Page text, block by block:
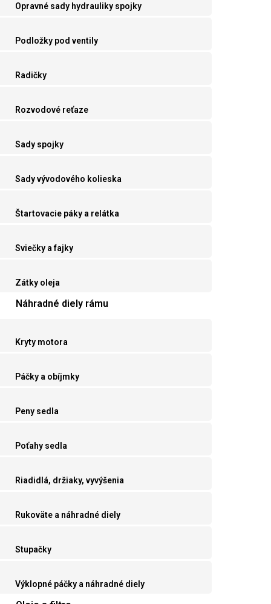
Opravné sady hydrauliky spojky
Podložky pod ventily
Radičky
Rozvodové reťaze
Sady spojky
Sady vývodového kolieska
Štartovacie páky a relátka
Sviečky a fajky
Zátky oleja
Náhradné diely rámu
Kryty motora
Páčky a obíjmky
Peny sedla
Poťahy sedla
Riadidlá, držiaky, vyvýšenia
Rukoväte a náhradné diely
Stupačky
Výklopné páčky a náhradné diely